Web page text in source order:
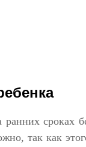
сроках
так как